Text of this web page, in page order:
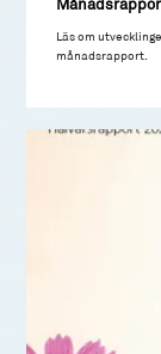
Läs om
månadsrapport.